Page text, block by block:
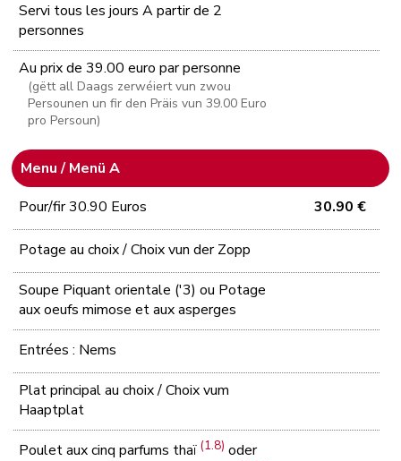
Servi tous les jours A partir de 2
personnes
Au prix de 39.00 euro par personne
(gëtt all Daags zerwéiert vun zwou
Persounen un fir den Präis vun 39.00 Euro
pro Persoun)
Menu / Menü A
Pour/fir 30.90 Euros
30.90 €
Potage au choix / Choix vun der Zopp
Soupe Piquant orientale ('3) ou Potage
aux oeufs mimose et aux asperges
Entrées : Nems
Plat principal au choix / Choix vum
Haaptplat
Poulet aux cinq parfums thaï(1.8) oder